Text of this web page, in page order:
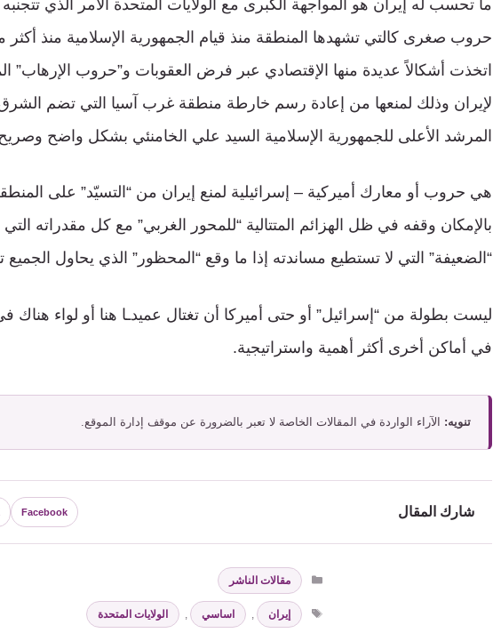
ما تحسب له إيران هو المواجهة الكبرى مع الولايات المتحدة الأمر الذي تتجنبه
حروب صغرى كالتي تشهدها المنطقة منذ قيام الجمهورية الإسلامية منذ أكثر
اتخذت أشكالاً عديدة منها الإقتصادي عبر فرض العقوبات و”حروب الإرهاب”
لإيران وذلك لمنعها من إعادة رسم خارطة منطقة غرب آسيا التي تضم
المرشد الأعلى للجمهورية الإسلامية السيد علي الخامنئي بشكل واضح وصريح
هي حروب أو معارك أميركية – إسرائيلية لمنع إيران من “التسيّد” على
بالإمكان وقفه في ظل الهزائم المتتالية “للمحور الغربي” مع كل مقدراته التي
“الضعيفة” التي لا تستطيع مساندته إذا ما وقع “المحظور” الذي يحاول الجميع
ليست بطولة من “إسرائيل” أو حتى أميركا أن تغتال عميدـا هنا أو لواء هناك
في أماكن أخرى أكثر أهمية واستراتيجية.
تنويه: الآراء الواردة في المقالات الخاصة لا تعبر بالضرورة عن موقف إدارة الموقع.
شارك المقال Facebook
التصنيفات
مقالات الناشر
الوسوم
إيران اساسي الولايات المتحدة